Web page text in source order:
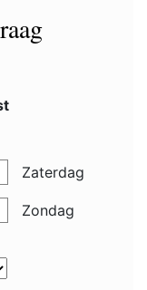
Zaterdag
Zondag